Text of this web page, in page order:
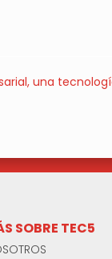
una
SOBRE TEC5